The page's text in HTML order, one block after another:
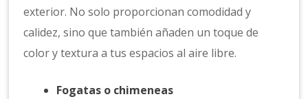
exterior. No solo proporcionan comodidad y
calidez, sino que también añaden un toque de
color y textura a tus espacios al aire libre.
Fogatas o chimeneas